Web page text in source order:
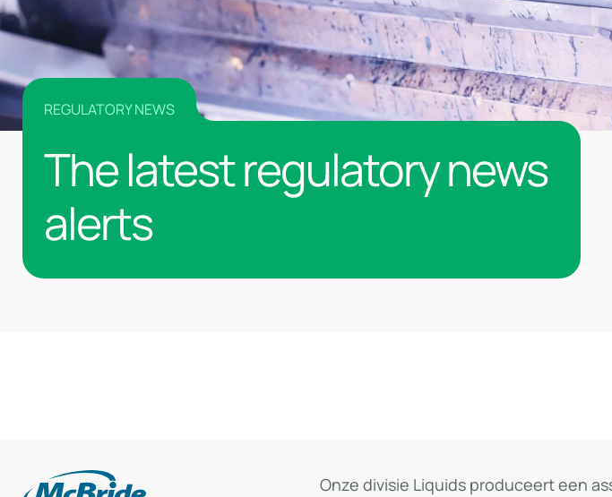
REGULATORY NEWS
The latest regulatory news
alerts
Onze divisie Liquids produceert een